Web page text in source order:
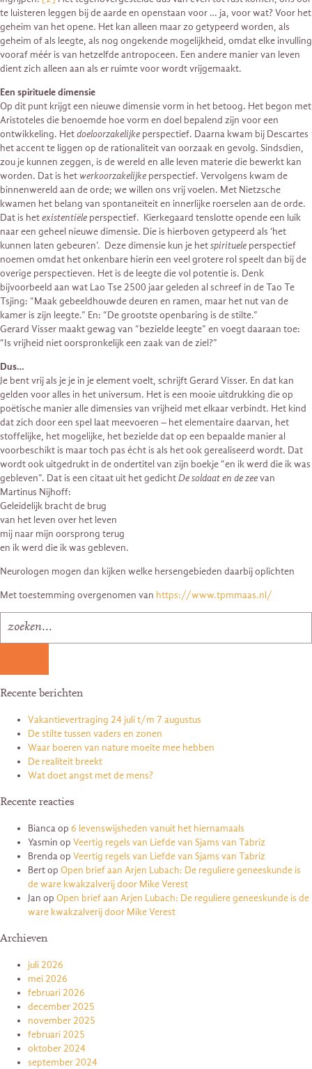
te luisteren leggen bij de aarde en openstaan voor … ja, voor wat? Voor het
geheim van het opene. Het kan alleen maar zo getypeerd worden, als
geheim of als leegte, als nog ongekende mogelijkheid, omdat elke invulling
vooraf méér is van hetzelfde antropoceen. Een andere manier van leven
dient zich alleen aan als er ruimte voor wordt vrijgemaakt.
Een spirituele dimensie
Op dit punt krijgt een nieuwe dimensie vorm in het betoog. Het begon met
Aristoteles die benoemde hoe vorm en doel bepalend zijn voor een
ontwikkeling. Hetdoeloorzakelijke perspectief. Daarna kwam bij Descartes
het accent te liggen op de rationaliteit van oorzaak en gevolg. Sindsdien,
zou je kunnen zeggen, is de wereld en alle leven materie die bewerkt kan
worden. Dat is hetwerkoorzakelijke perspectief. Vervolgens kwam de
binnenwereld aan de orde; we willen ons vrij voelen. Met Nietzsche
kwamen het belang van spontaneïteit en innerlijke roerselen aan de orde.
Dat is hetexistentiële perspectief. Kierkegaard tenslotte opende een luik
naar een geheel nieuwe dimensie. Die is hierboven getypeerd als ‘het
kunnen laten gebeuren’. Deze dimensie kun je hetspirituele perspectief
noemen omdat het onkenbare hierin een veel grotere rol speelt dan bij de
overige perspectieven. Het is de leegte die vol potentie is. Denk
bijvoorbeeld aan wat Lao Tse 2500 jaar geleden al schreef in de Tao Te
Tsjing: “Maak gebeeldhouwde deuren en ramen, maar het nut van de
kamer is zijn leegte.” En: “De grootste openbaring is de stilte.”
Gerard Visser maakt gewag van “bezielde leegte” en voegt daaraan toe:
“Is vrijheid niet oorspronkelijk een zaak van de ziel?”
Dus…
Je bent vrij als je je in je element voelt, schrijft Gerard Visser. En dat kan
gelden voor alles in het universum. Het is een mooie uitdrukking die op
poëtische manier alle dimensies van vrijheid met elkaar verbindt. Het kind
dat zich door een spel laat meevoeren – het elementaire daarvan, het
stoffelijke, het mogelijke, het bezielde dat op een bepaalde manier al
voorbeschikt is maar toch pas écht is als het ook gerealiseerd wordt. Dat
wordt ook uitgedrukt in de ondertitel van zijn boekje “en ik werd die ik was
gebleven”. Dat is een citaat uit het gedichtDe soldaat en de zeevan
Martinus Nijhoff:
Geleidelijk bracht de brug
van het leven over het leven
mij naar mijn oorsprong terug
en ik werd die ik was gebleven.
Neurologen mogen dan kijken welke hersengebieden daarbij oplichten
Met toestemming overgenomen van https://www.tpmmaas.nl/
Recente berichten
Vakantievertraging 24 juli t/m 7 augustus
De stilte tussen vaders en zonen
Waar boeren van nature moeite mee hebben
De realiteit breekt
Wat doet angst met de mens?
Recente reacties
Biancaop 6 levenswijsheden vanuit het hiernamaals
Yasmin op Veertig regels van Liefde van Sjams van Tabriz
Brendaop Veertig regels van Liefde van Sjams van Tabriz
Bertop Open brief aan Arjen Lubach: De reguliere geneeskunde is
de ware kwakzalverij door Mike Verest
Jan op Open brief aan Arjen Lubach: De reguliere geneeskunde is de
ware kwakzalverij door Mike Verest
Archieven
juli 2026
mei 2026
februari 2026
december 2025
november 2025
februari 2025
oktober 2024
september 2024